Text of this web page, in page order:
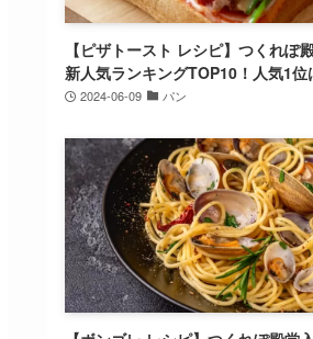
【ピザトースト レシピ】つくれぽ
新人気ランキングTOP10！人気1位
2024-06-09 パン